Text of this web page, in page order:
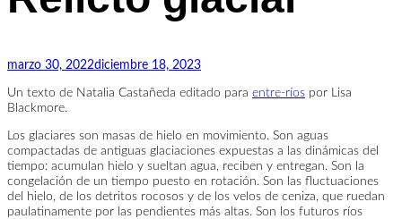
Relicto
marzo 30, 2022diciembre 18, 2023
Un texto de Natalia Castañeda editado para entre-ríos por Lisa
Blackmore.
Los glaciares son masas de hielo en movimiento. Son aguas
compactadas de antiguas glaciaciones expuestas a las dinámicas del
tiempo: acumulan hielo y sueltan agua, reciben y entregan. Son la
congelación de un tiempo puesto en rotación. Son las fluctuaciones
del hielo, de los detritos rocosos y de los velos de ceniza, que ruedan
paulatinamente por las pendientes más altas. Son los futuros ríos